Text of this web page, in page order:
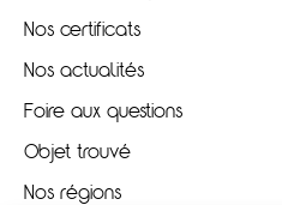
Nos certificats
Nos actualités
Foire aux questions
Objet trouvé
Nos régions